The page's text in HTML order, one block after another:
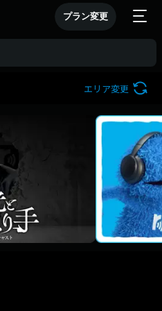
プラン変更
エリア変更